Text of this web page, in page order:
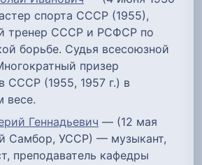
спорта СССР (1955),
тренер СССР и РСФСР по
борьбе. Судья всесоюзной
призер
СССР (1955, 1957 г.) в
весе.
Геннадьевич — (12 мая
Самбор, УССР) — музыкант,
преподаватель кафедры